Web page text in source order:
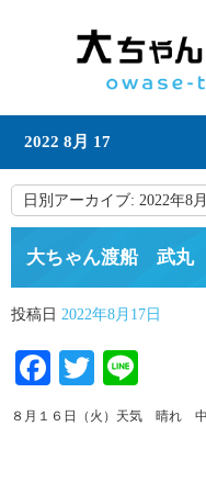
2022 8月 17
日別アーカイブ: 2022年8
大ちゃん渡船 武丸
投稿日 2022年8月17日
Facebook
Twitter
８月１６日（火）天気 晴れ